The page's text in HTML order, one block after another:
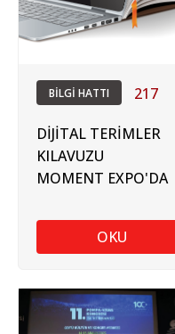
BİLGİ HATTI 217
DİJİTAL TERİMLER
KILAVUZU
MOMENT EXPO'DA
OKU